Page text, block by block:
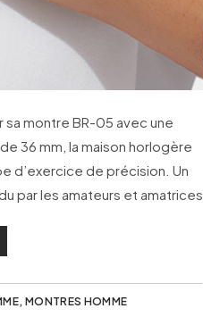
montre BR-05 avec une
36 mm, la maison horlogère
d’exercice de précision. Un
par les amateurs et amatrices
, MONTRES HOMME